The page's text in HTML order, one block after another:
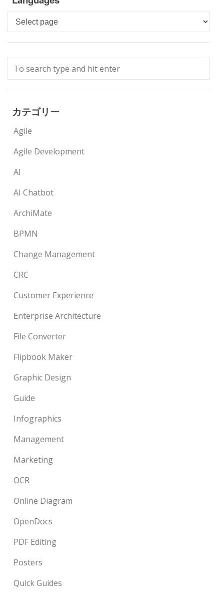
Languages
カテゴリー
Agile
Agile Development
AI
AI Chatbot
ArchiMate
BPMN
Change Management
CRC
Customer Experience
Enterprise Architecture
File Converter
Flipbook Maker
Graphic Design
Guide
Infographics
Management
Marketing
OCR
Online Diagram
OpenDocs
PDF Editing
Posters
Quick Guides